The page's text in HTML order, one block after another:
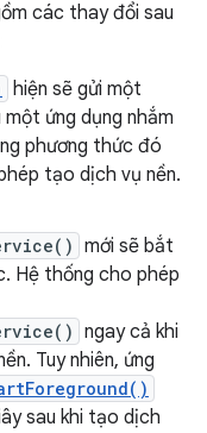
các thay đổi sau
hiện sẽ gửi một
một ứng dụng nhắm
phương thức đó
tạo dịch vụ nền.
mới sẽ bắt
Hệ thống cho phép
ngay cả khi
Tuy nhiên, ứng
sau khi tạo dịch